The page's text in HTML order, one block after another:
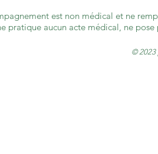
est non médical et ne
pratique aucun acte médical, ne
© 2023